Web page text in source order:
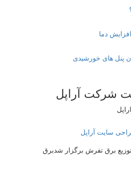
دما
پنل های خورشیدی
شرکت آراپل
سایت آراپل